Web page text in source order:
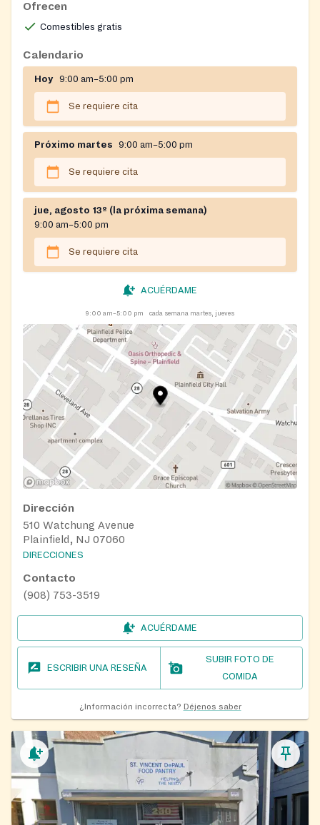
Ofrecen
Comestibles gratis
Calendario
Hoy 9:00 am–5:00 pm
Se requiere cita
Próximo martes 9:00 am–5:00 pm
Se requiere cita
jue, agosto 13º (la próxima semana)
9:00 am–5:00 pm
Se requiere cita
ACUÉRDAME
9:00 am–5:00 pm cada semana martes, jueves
Dirección
510 Watchung Avenue
Plainfield, NJ 07060
DIRECCIONES
Contacto
(908) 753-3519
ACUÉRDAME
ESCRIBIR UNA RESEÑA
SUBIR FOTO DE
COMIDA
¿Información incorrecta? Déjenos saber